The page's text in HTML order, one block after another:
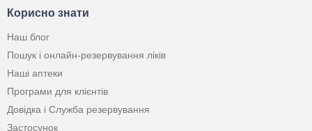
Корисно знати
Наш блог
Пошук і онлайн-резервування ліків
Наші аптеки
Програми для клієнтів
Довідка і Служба резервування
Застосунок